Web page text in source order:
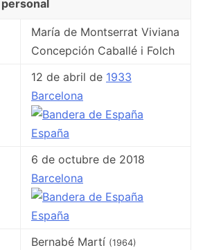
María de Montserrat Viviana
Concepción Caballé i Folch
12 de abril de 1933
Barcelona
España
6 de octubre de 2018
Barcelona
España
Bernabé Martí (1964)